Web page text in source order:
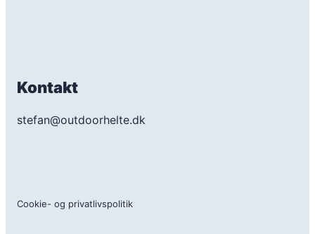
Kontakt
stefan@outdoorhelte.dk
Cookie- og privatlivspolitik